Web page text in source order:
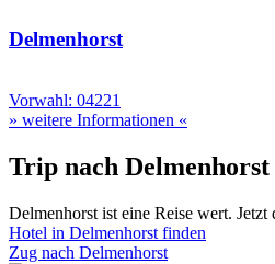
Delmenhorst
Vorwahl: 04221
» weitere Informationen «
Trip nach Delmenhorst
Delmenhorst ist eine Reise wert.
Hotel in Delmenhorst finden
Zug nach Delmenhorst